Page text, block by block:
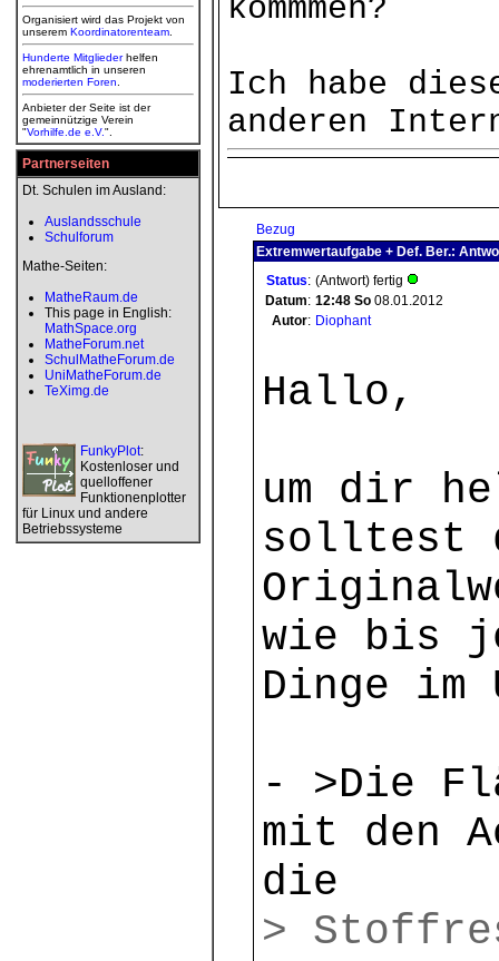
Organisiert wird das Projekt von
unserem Koordinatorenteam
Hunderte Mitgliederhelfen
ehrenamtlich in unseren
moderierten Foren
Anbieter der Seite ist der
gemeinnützige Verein
"Vorhilfe.de e.V.".
Partnerseiten
Dt. Schulen im Ausland:
Auslandsschule
Schulforum
Mathe-Seiten:
MatheRaum.de
This page in English:
MathSpace.org
MatheForum.net
SchulMatheForum.de
UniMatheForum.de
TeXimg.de
FunkyPlot:
Kostenloser und
quelloffener
Funktionenplotter
für Linux und andere
Betriebssysteme
kommmen?
Ich habe
anderen
Bezug
Extremwertaufgabe + Def. Ber.:
Status: (Antwort) fertig
Datum: 12:48 So 08.01.2012
Autor: Diophant
Hallo,
um dir
solltest
wie bis
Dinge im
- >Die
mit den
die
>